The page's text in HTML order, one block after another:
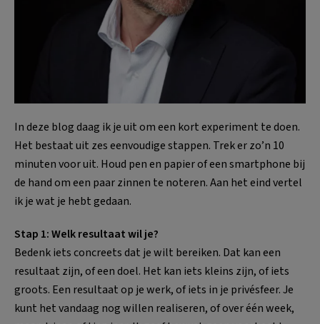
In deze blog daag ik je uit om een kort experiment te doen.
Het bestaat uit zes eenvoudige stappen. Trek er zo’n 10
minuten voor uit. Houd pen en papier of een smartphone bij
de hand om een paar zinnen te noteren. Aan het eind vertel
ik je wat je hebt gedaan.
Stap 1: Welk resultaat wil je?
Bedenk iets concreets dat je wilt bereiken. Dat kan een
resultaat zijn, of een doel. Het kan iets kleins zijn, of iets
groots. Een resultaat op je werk, of iets in je privésfeer. Je
kunt het vandaag nog willen realiseren, of over één week,